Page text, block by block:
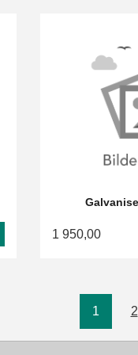
1 950,00
1 2